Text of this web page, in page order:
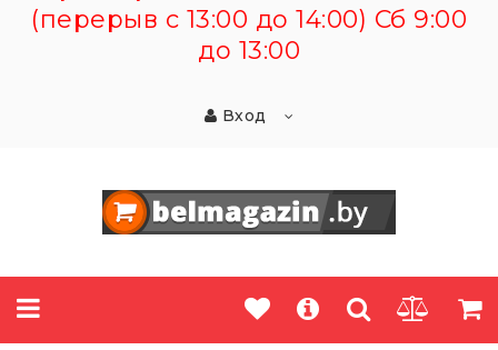
(перерыв с 13:00 до 14:00) Сб 9:00
до 13:00
Вход